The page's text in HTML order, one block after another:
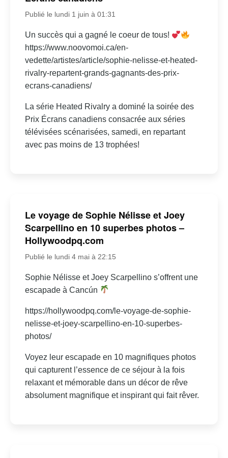
Publié le lundi 1 juin à 01:31
Un succès qui a gagné le coeur de tous!
https://www.noovomoi.ca/en-
vedette/artistes/article/sophie-nelisse-et-heated-
rivalry-repartent-grands-gagnants-des-prix-
ecrans-canadiens/
La série Heated Rivalry a dominé la soirée des
Prix Écrans canadiens consacrée aux séries
télévisées scénarisées, samedi, en repartant
avec pas moins de 13 trophées!
Le voyage de Sophie Nélisse et Joey
Scarpellino en 10 superbes photos –
Hollywoodpq.com
Publié le lundi 4 mai à 22:15
Sophie Nélisse et Joey Scarpellino s’offrent une
escapade à Cancún
https://hollywoodpq.com/le-voyage-de-sophie-
nelisse-et-joey-scarpellino-en-10-superbes-
photos/
Voyez leur escapade en 10 magnifiques photos
qui capturent l’essence de ce séjour à la fois
relaxant et mémorable dans un décor de rêve
absolument magnifique et inspirant qui fait rêver.